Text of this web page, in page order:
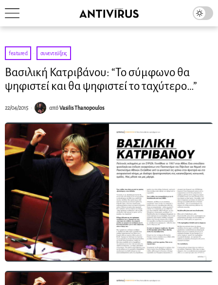
featured · συνεντεύξεις
Βασιλική Κατριβάνου: “Το σύμφωνο θα
ψηφιστεί και θα ψηφιστεί το ταχύτερο…”
22/04/2015 απόVasilis Thanopoulos